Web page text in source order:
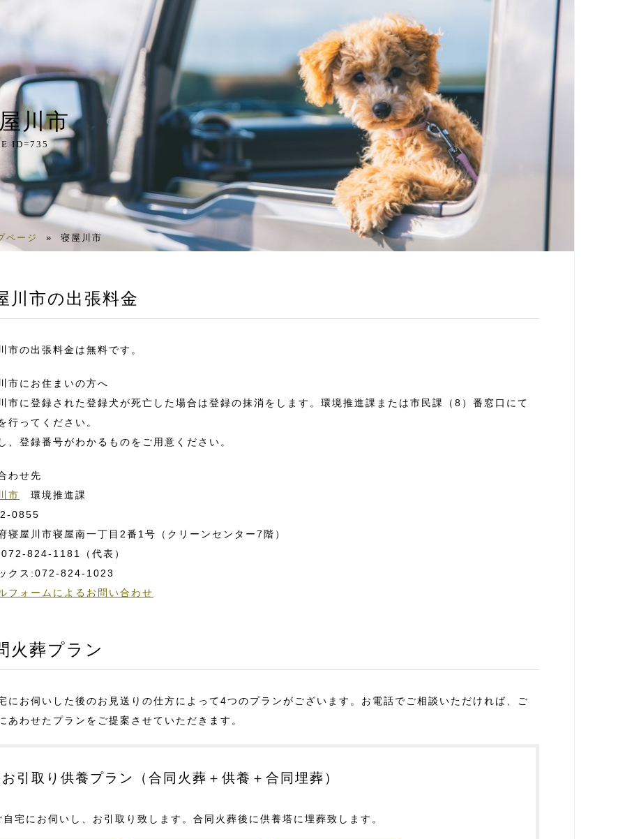
川市
ID=735
ページ » 寝屋川市
川市の出張料金
市の出張料金は無料です。
市にお住まいの方へ
市に登録された登録犬が死亡した場合は登録の抹消をします。環境推進課または市民課（8）番窓口にて
行ってください。
、登録番号がわかるものをご用意ください。
わせ先
市
環境推進課
0855
寝屋川市寝屋南一丁目2番1号（クリーンセンター7階）
824-1181（代表）
クス:072-824-1023
フォームによるお問い合わせ
火葬プラン
にお伺いした後のお見送りの仕方によって4つのプランがございます。お電話でご相談いただければ、ご
あわせたプランをご提案させていただきます。
お引取り供養プラン（合同火葬＋供養＋合同埋葬）
自宅にお伺いし、お引取り致します。合同火葬後に供養塔に埋葬致します。